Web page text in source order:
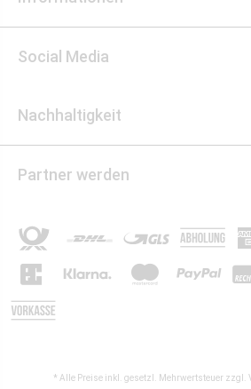
Social Media
Nachhaltigkeit
Partner werden
* Alle Preise inkl. gesetzl. Mehrwertsteuer zzgl.